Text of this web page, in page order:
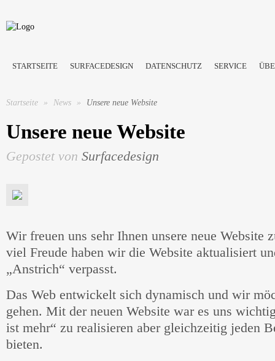
STARTSEITE SURFACEDESIGN DATENSCHUTZ SERVICE
Startseite » News » Unsere neue Website
Unsere neue Website
Gepostet von Surfacedesign
Wir freuen uns sehr Ihnen unsere neue Website
viel Freude haben wir die Website aktualisiert
„Anstrich“ verpasst.
Das Web entwickelt sich dynamisch und wir
gehen. Mit der neuen Website war es uns
ist mehr“ zu realisieren aber gleichzeitig jeden
bieten.